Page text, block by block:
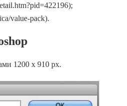
value-pack).
1200 х 910 px.